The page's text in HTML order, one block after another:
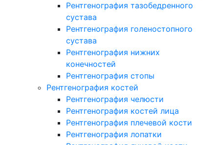
Рентгенография тазобедренного
сустава
Рентгенография голеностопного
сустава
Рентгенография нижних
конечностей
Рентгенография стопы
Рентгенография костей
Рентгенография челюсти
Рентгенография костей лица
Рентгенография плечевой кости
Рентгенография лопатки